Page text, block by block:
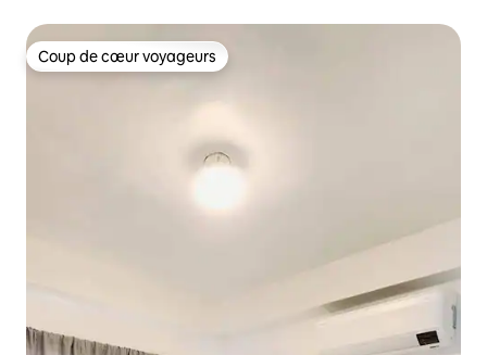
Coup de cœur voyageurs
Coup de cœur voyageurs